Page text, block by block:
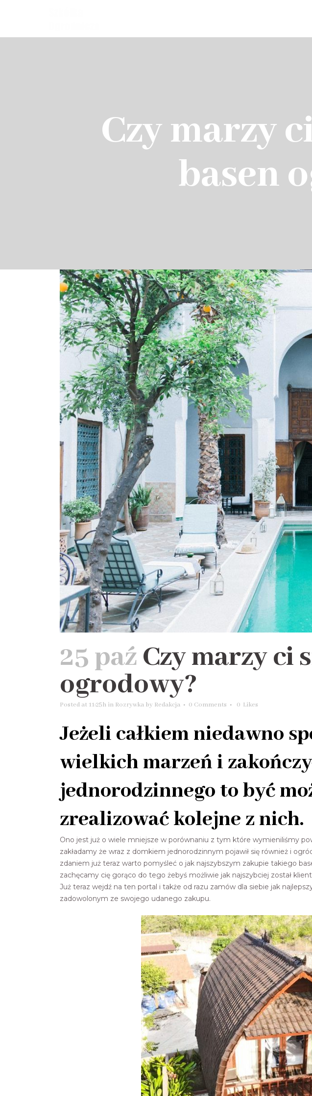
Czy marzy
basen
25 paź Czy marzy ci
ogrodowy?
Posted at 11:25h in Rozrywka by Redakcja 0 Comments 0 Likes
Jeżeli całkiem niedawno
wielkich marzeń i
jednorodzinnego to być
zrealizować kolejne z nich.
Ono jest już o wiele mniejsze w porównaniu z tym które wymieniliśmy
zakładamy że wraz z domkiem jednorodzinnym pojawił się również i
zdaniem już teraz warto pomyśleć o jak najszybszym zakupie takiego
zachęcamy cię gorąco do tego żebyś możliwie jak najszybciej został
Już teraz wejdź na ten portal i także od razu zamów dla siebie jak
zadowolonym ze swojego udanego zakupu.